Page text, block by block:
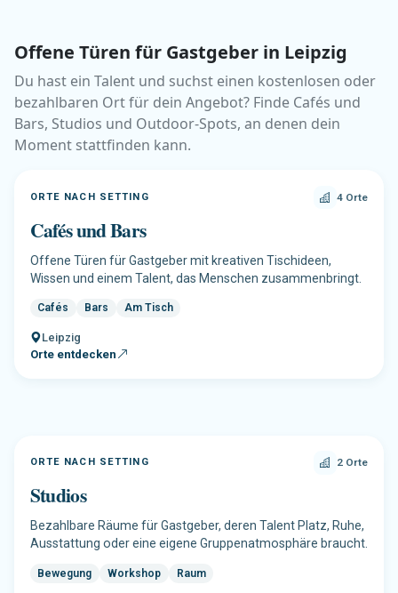
Offene Türen für Gastgeber in Leipzig
Du hast ein Talent und suchst einen kostenlosen oder
bezahlbaren Ort für dein Angebot? Finde Cafés und
Bars, Studios und Outdoor-Spots, an denen dein
Moment stattfinden kann.